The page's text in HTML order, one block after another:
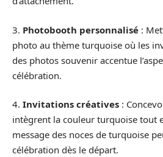
3. Photobooth personnalisé :
photo au thème turquoise où les
des photos souvenir accentue
célébration.
4. Invitations créatives :
intègrent la couleur turquoise tout
message des noces de turquoise
célébration dès le départ.